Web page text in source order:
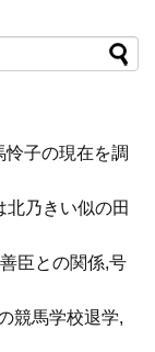
子の現在を調
乃きい似の田
臣との関係,号
競馬学校退学,